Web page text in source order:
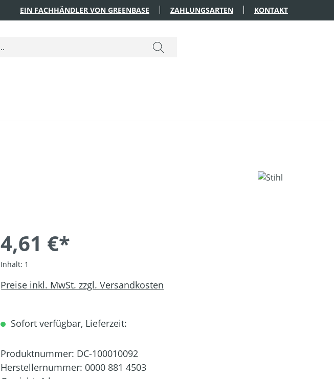
EIN FACHHÄNDLER VON GREENBASE ZAHLUNGSARTEN KONTAKT
4,61 €*
Inhalt: 1
Preise inkl. MwSt. zzgl. Versandkosten
Sofort verfügbar, Lieferzeit:
Produktnummer: DC-100010092
Herstellernummer: 0000 881 4503